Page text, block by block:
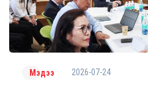
Мэдээ 2026-07-24